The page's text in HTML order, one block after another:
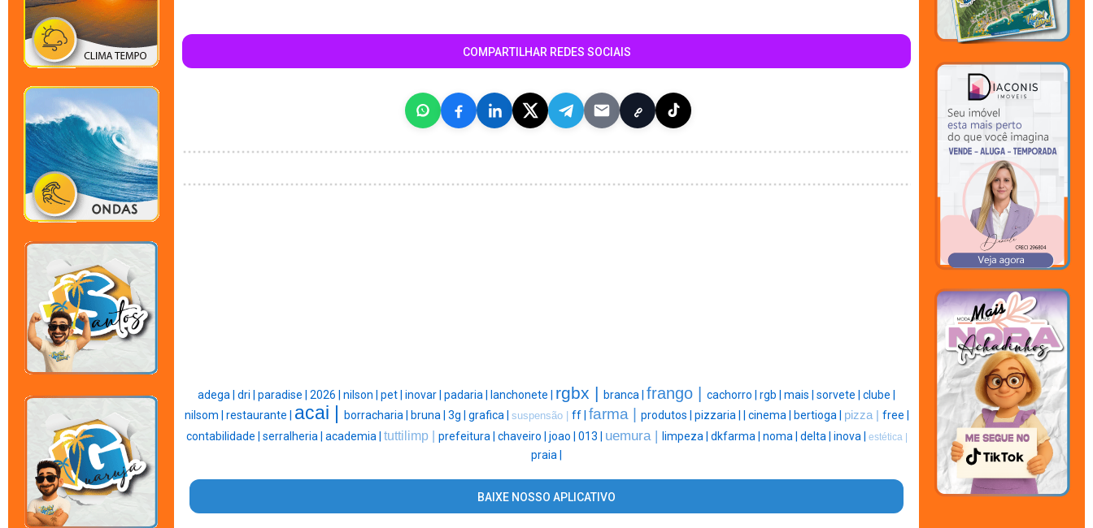
COMPARTILHAR REDES SOCIAIS
adega | dri | paradise | 2026 | nilson | pet | inovar | padaria | lanchonete | rgbx | branca | frango | cachorro | rgb | mais | sorvete | clube |
nilsom | restaurante | acai | borracharia | bruna | 3g | grafica | suspensão | ff | farma | produtos | pizzaria | cinema | bertioga | pizza | free |
contabilidade | serralheria | academia | tuttilimp | prefeitura | chaveiro | joao | 013 | uemura | limpeza | dkfarma | noma | delta | inova | estética |
praia |
BAIXE NOSSO APLICATIVO